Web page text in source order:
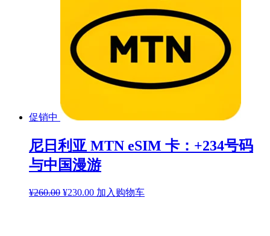
促销中
尼日利亚 MTN eSIM 卡：+234号码
与中国漫游
¥260.00 原
¥230.00当加入购物车